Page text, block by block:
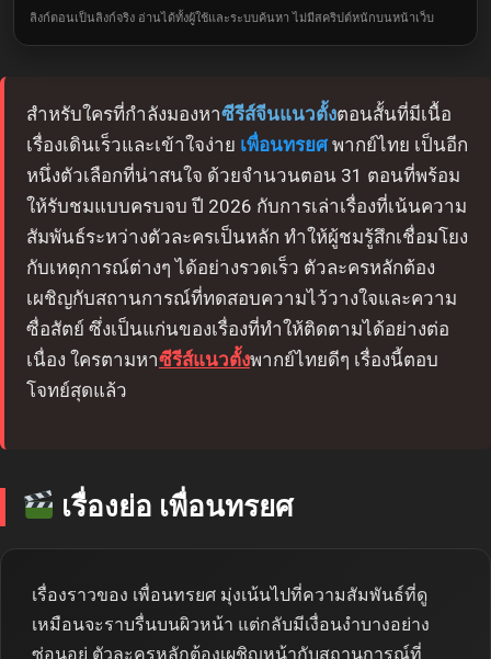
ลิงก์ตอนเป็นลิงก์จริง อ่านได้ทั้งผู้ใช้และระบบค้นหา ไม่มีสคริปต์หนักบนหน้าเว็บ
สำหรับใครที่กำลังมองหาซีรีส์จีนแนวตั้งตอนสั้นที่มีเนื้อ
เรื่องเดินเร็วและเข้าใจง่าย เพื่อนทรยศ พากย์ไทย เป็นอีก
หนึ่งตัวเลือกที่น่าสนใจ ด้วยจำนวนตอน 31 ตอนที่พร้อม
ให้รับชมแบบครบจบ ปี 2026 กับการเล่าเรื่องที่เน้นความ
สัมพันธ์ระหว่างตัวละครเป็นหลัก ทำให้ผู้ชมรู้สึกเชื่อมโยง
กับเหตุการณ์ต่างๆ ได้อย่างรวดเร็ว ตัวละครหลักต้อง
เผชิญกับสถานการณ์ที่ทดสอบความไว้วางใจและความ
ซื่อสัตย์ ซึ่งเป็นแก่นของเรื่องที่ทำให้ติดตามได้อย่างต่อ
เนื่อง ใครตามหาซีรีส์แนวตั้งพากย์ไทยดีๆ เรื่องนี้ตอบ
โจทย์สุดแล้ว
เรื่องย่อ เพื่อนทรยศ
เรื่องราวของ เพื่อนทรยศ มุ่งเน้นไปที่ความสัมพันธ์ที่ดู
เหมือนจะราบรื่นบนผิวหน้า แต่กลับมีเงื่อนงำบางอย่าง
ซ่อนอยู่ ตัวละครหลักต้องเผชิญหน้ากับสถานการณ์ที่